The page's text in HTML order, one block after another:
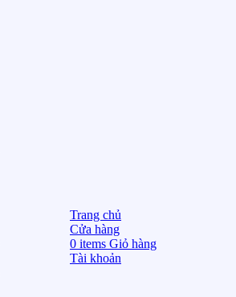
Trang chủ
Cửa hàng
0 items Giỏ hàng
Tài khoản